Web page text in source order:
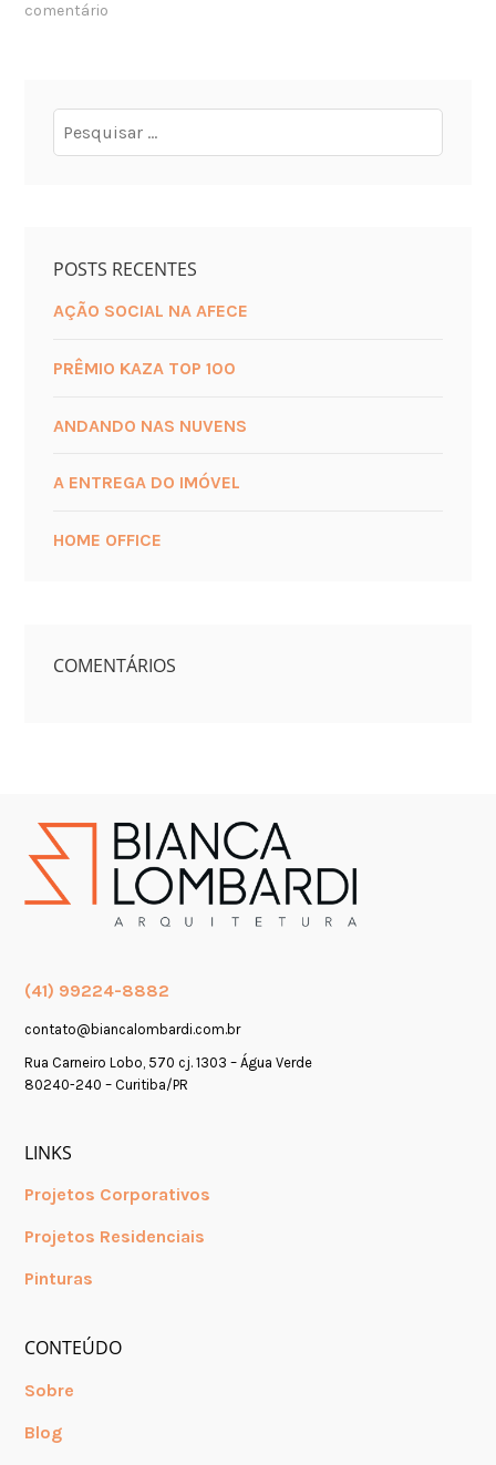
comentário
POSTS RECENTES
AÇÃO SOCIAL NA AFECE
PRÊMIO KAZA TOP 100
ANDANDO NAS NUVENS
A ENTREGA DO IMÓVEL
HOME OFFICE
COMENTÁRIOS
(41) 99224-8882
contato@biancalombardi.com.br
Rua Carneiro Lobo, 570 cj. 1303 – Água Verde
80240-240 – Curitiba/PR
LINKS
Projetos Corporativos
Projetos Residenciais
Pinturas
CONTEÚDO
Sobre
Blog